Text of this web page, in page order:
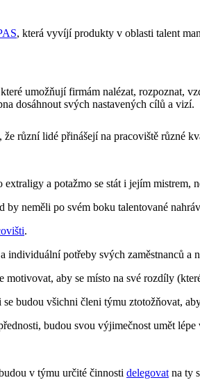
, která vyvíjí produkty v oblasti talent
umožňují firmám nalézat, rozpoznat,
dosáhnout svých nastavených cílů a vizí.
různí lidé přinášejí na pracoviště různé
a potažmo se stát i jejím mistrem,
neměli po svém boku talentované
.
potřeby svých zaměstnanců a
motivovat, aby se místo na své rozdíly
se budou všichni členi týmu ztotožňovat,
budou svou výjimečnost umět
v týmu určité činnosti delegovatna ty